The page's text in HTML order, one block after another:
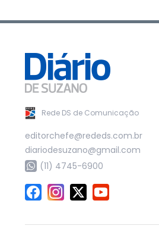
Rede DS de Comunicação
editorchefe@rededs.com.br
diariodesuzano@gmail.com
(11) 4745-6900